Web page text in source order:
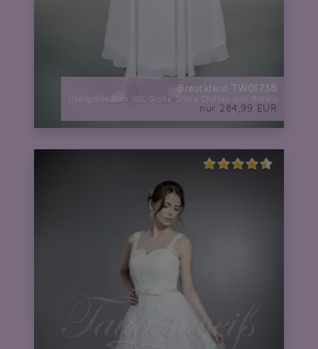
Brautkleid TW0173B
Übergröße Plus XXL Große Größe Chiffon pink Bolero
nur 284,99 EUR